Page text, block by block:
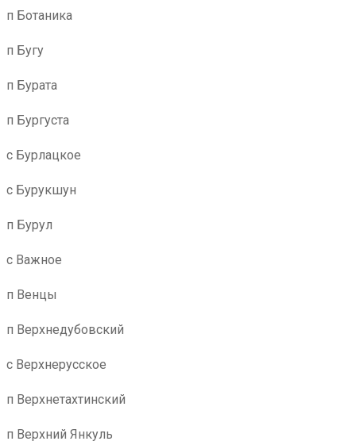
п Ботаника
п Бугу
п Бурата
п Бургуста
с Бурлацкое
с Бурукшун
п Бурул
с Важное
п Венцы
п Верхнедубовский
с Верхнерусское
п Верхнетахтинский
п Верхний Янкуль